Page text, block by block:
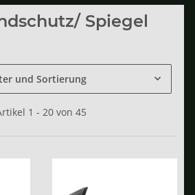
Spiegel
und Sortierung
1 - 20 von 45